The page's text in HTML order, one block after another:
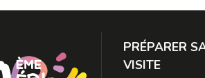
PRÉPARER
VISITE